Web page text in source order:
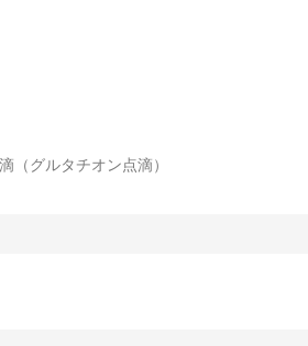
（グルタチオン点滴）